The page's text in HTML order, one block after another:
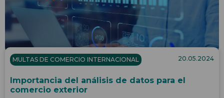
MULTAS DE COMERCIO INTERNACIONAL 20.05.2024
Importancia del análisis de datos para el
comercio exterior